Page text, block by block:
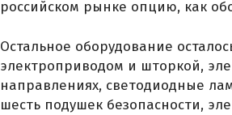
российском рынке опцию, как
Остальное оборудование
электроприводом и шторкой,
направлениях, светодиодные
шесть подушек безопасности,